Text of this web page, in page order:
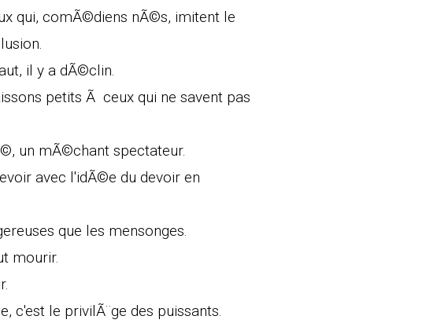
qui, comÃ©diens nÃ©s, imitent le
il y a dÃ©clin.
petits Ã ceux qui ne savent pas
un mÃ©chant spectateur.
avec l'idÃ©e du devoir en
que les mensonges.
mourir.
c'est le privilÃ¨ge des puissants.